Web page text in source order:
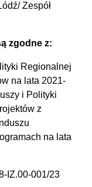
Zespół
zgodne z:
Regionalnej
na lata 2021-
i Polityki
z
na lata
IZ.00-001/23